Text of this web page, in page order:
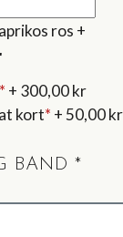
ros +
* + 300,00 kr
kort* +50,00 kr
BAND *